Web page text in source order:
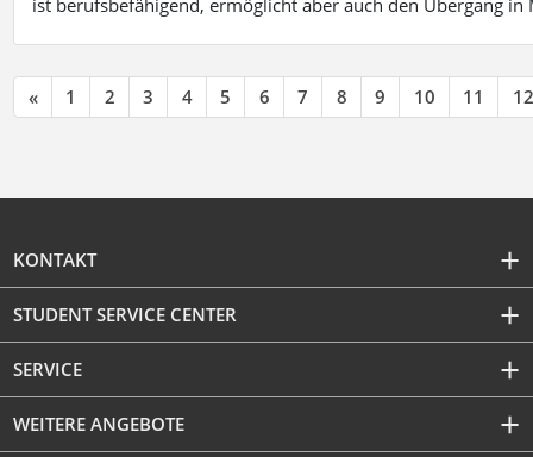
« 1 2 3 4 5 6 7 8 9 10 11 12
KONTAKT
STUDENT SERVICE CENTER
SERVICE
WEITERE ANGEBOTE